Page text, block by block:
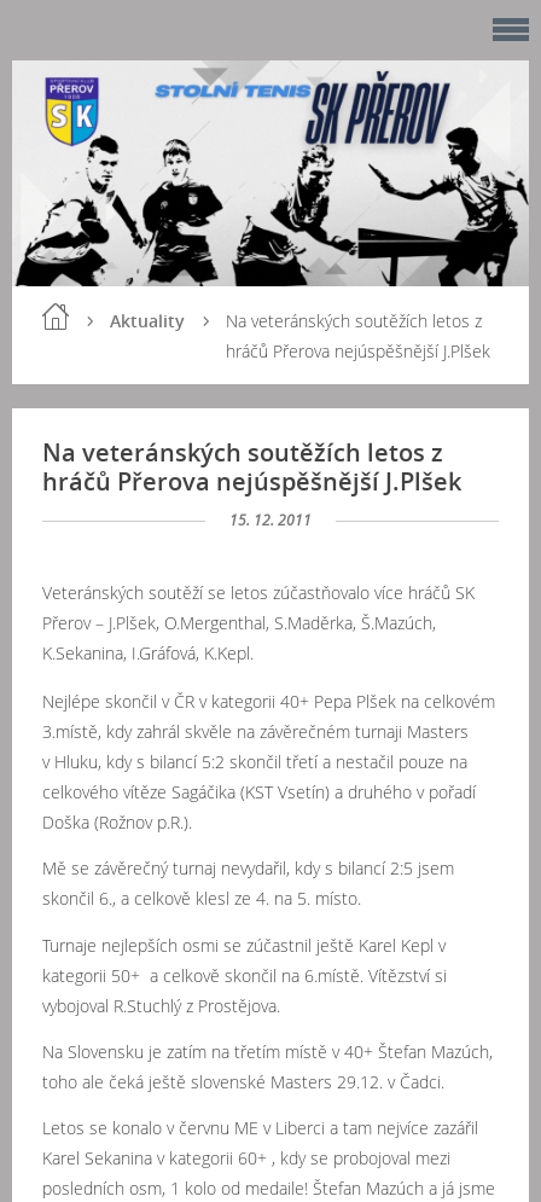
Aktuality
Na veteránských soutěžích letos z
hráčů Přerova nejúspěšnější J.Plšek
Na veteránských soutěžích letos z
hráčů Přerova nejúspěšnější J.Plšek
15. 12. 2011
Veteránských soutěží se letos zúčastňovalo více hráčů SK
Přerov – J.Plšek, O.Mergenthal, S.Maděrka, Š.Mazúch,
K.Sekanina, I.Gráfová, K.Kepl.
Nejlépe skončil v ČR v kategorii 40+ Pepa Plšek na celkovém
3.místě, kdy zahrál skvěle na závěrečném turnaji Masters
v Hluku, kdy s bilancí 5:2 skončil třetí a nestačil pouze na
celkového vítěze Sagáčika (KST Vsetín) a druhého v pořadí
Doška (Rožnov p.R.).
Mě se závěrečný turnaj nevydařil, kdy s bilancí 2:5 jsem
skončil 6., a celkově klesl ze 4. na 5. místo.
Turnaje nejlepších osmi se zúčastnil ještě Karel Kepl v
kategorii 50+ a celkově skončil na 6.místě. Vítězství si
vybojoval R.Stuchlý z Prostějova.
Na Slovensku je zatím na třetím místě v 40+ Štefan Mazúch,
toho ale čeká ještě slovenské Masters 29.12. v Čadci.
Letos se konalo v červnu ME v Liberci a tam nejvíce zazářil
Karel Sekanina v kategorii 60+ , kdy se probojoval mezi
posledních osm, 1 kolo od medaile! Štefan Mazúch a já jsme